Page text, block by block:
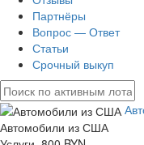
Партнёры
Вопрос — Ответ
Статьи
Срочный выкуп
Автомобили из США